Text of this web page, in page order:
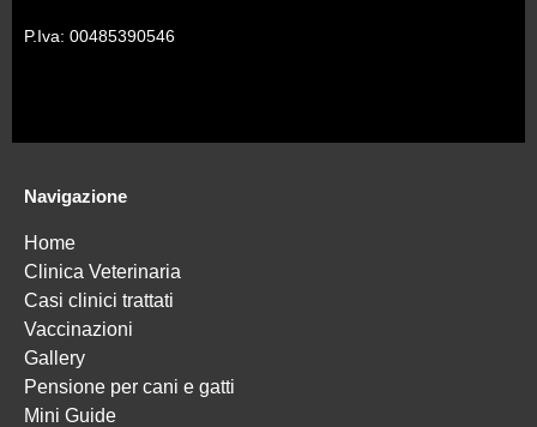
P.Iva: 00485390546
Navigazione
Home
Clinica Veterinaria
Casi clinici trattati
Vaccinazioni
Gallery
Pensione per cani e gatti
Mini Guide